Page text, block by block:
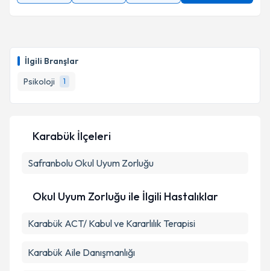
İlgili Branşlar
Psikoloji
1
Karabük İlçeleri
SafranboluOkul Uyum Zorluğu
Okul Uyum Zorluğu ile İlgili Hastalıklar
Karabük ACT/ Kabul ve Kararlılık Terapisi
Karabük Aile Danışmanlığı